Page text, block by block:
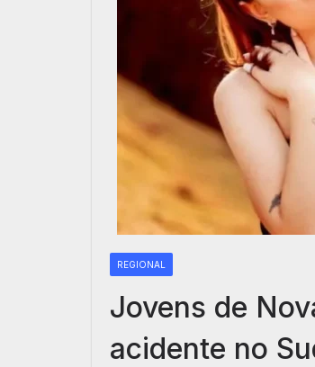
REGIONAL
Jovens de
acidente no